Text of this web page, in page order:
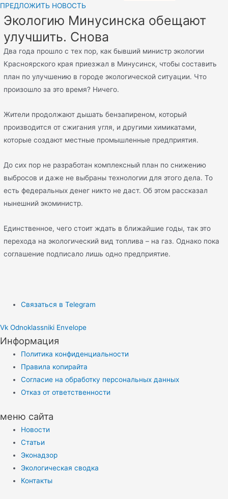
ПРЕДЛОЖИТЬ НОВОСТЬ
Экологию Минусинска обещают
улучшить. Снова
Два года прошло с тех пор, как бывший министр экологии
Красноярского края приезжал в Минусинск, чтобы составить
план по улучшению в городе экологической ситуации. Что
произошло за это время? Ничего.
Жители продолжают дышать бензапиреном, который
производится от сжигания угля, и другими химикатами,
которые создают местные промышленные предприятия.
До сих пор не разработан комплексный план по снижению
выбросов и даже не выбраны технологии для этого дела. То
есть федеральных денег никто не даст. Об этом рассказал
нынешний экоминистр.
Единственное, чего стоит ждать в ближайшие годы, так это
перехода на экологический вид топлива – на газ. Однако пока
соглашение подписало лишь одно предприятие.
Связаться в Telegram
Vk Odnoklassniki Envelope
Информация
Политика конфиденциальности
Правила копирайта
Согласие на обработку персональных данных
Отказ от ответственности
меню сайта
Новости
Статьи
Эконадзор
Экологическая сводка
Контакты